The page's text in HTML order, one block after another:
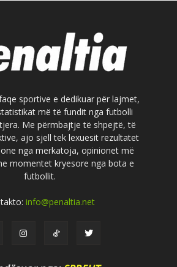
sportive e dedikuar për lajmet,
më të fundit nga futbolli
Me përmbajtje të shpejtë, të
ajo sjell tek lexuesit rezultatet
nga merkatoja, opinionet më
momentet kryesore nga bota e
futbollit.
info@penaltia.net